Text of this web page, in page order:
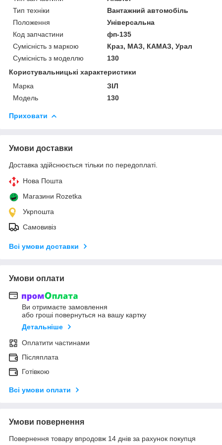
Тип техніки
Вантажний автомобіль
Положення
Універсальна
Код запчастини
фп-135
Сумісність з маркою
Краз, МАЗ, КАМАЗ, Урал
Сумісність з моделлю
130
Користувальницькі характеристики
Марка
ЗІЛ
Модель
130
Приховати
Умови доставки
Доставка здійснюється тільки по передоплаті.
Нова Пошта
Магазини Rozetka
Укрпошта
Самовивіз
Всі умови доставки
Умови оплати
Ви отримаєте замовлення
або гроші повернуться на вашу картку
Детальніше
Оплатити частинами
Післяплата
Готівкою
Всі умови оплати
Умови повернення
Повернення товару впродовж 14 днів за рахунок покупця